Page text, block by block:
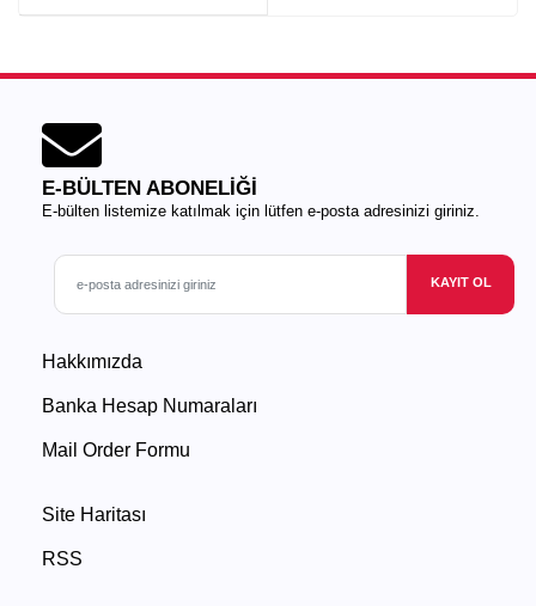
E-BÜLTEN ABONELİĞİ
E-bülten listemize katılmak için lütfen e-posta adresinizi giriniz.
KAYIT OL
Hakkımızda
Banka Hesap Numaraları
Mail Order Formu
Site Haritası
RSS